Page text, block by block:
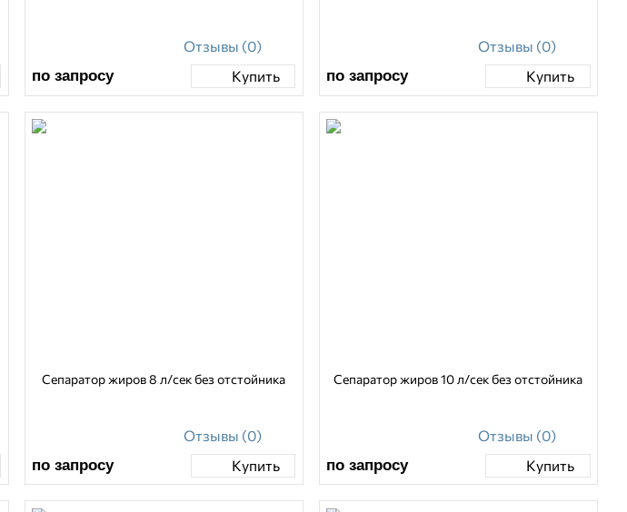
Отзывы (0)
по запросу
Купить
Отзывы (0)
по запросу
Купить
Сепаратор жиров 8 л/сек без отстойника
Отзывы (0)
по запросу
Купить
Сепаратор жиров 10 л/сек без отстойника
Отзывы (0)
по запросу
Купить